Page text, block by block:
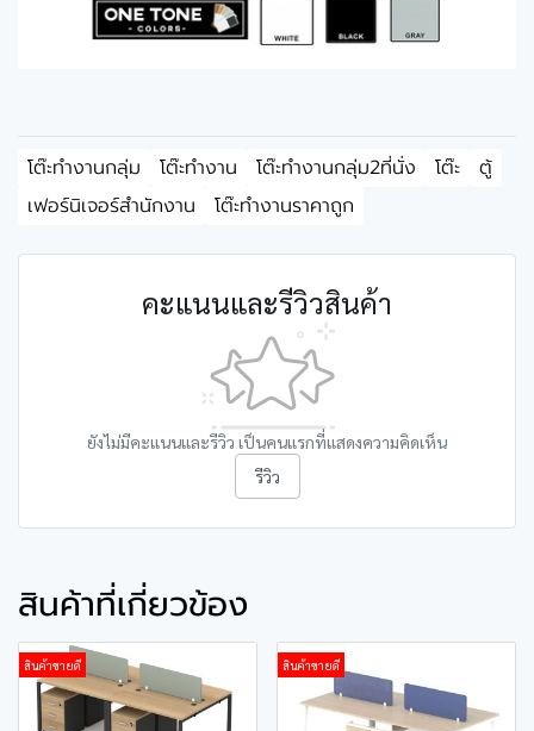
โต๊ะทำงานกลุ่ม โต๊ะทำงาน โต๊ะทำงานกลุ่ม2ที่นั่ง โต๊ะ
ตู้
เฟอร์นิเจอร์สำนักงาน
โต๊ะทำงานราคาถูก
คะแนนและรีวิวสินค้า
ยังไม่มีคะแนนและรีวิว เป็นคนแรกที่แสดงความคิดเห็น
รีวิว
สินค้าที่เกี่ยวข้อง
สินค้าขายดี สินค้าขายดี